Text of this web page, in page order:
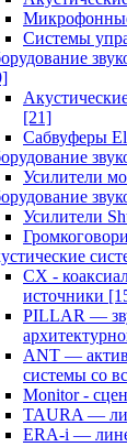
Системы
[21]
Сабвуферы
Усилители
Усилители
CX -
источники
PILLAR —
ANT —
системы со
Monitor -
TAURA —
ERA-i —